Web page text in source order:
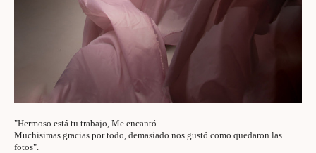
"Hermoso está tu trabajo, Me encantó.
Muchisimas gracias por todo, demasiado nos gustó como quedaron las
fotos".